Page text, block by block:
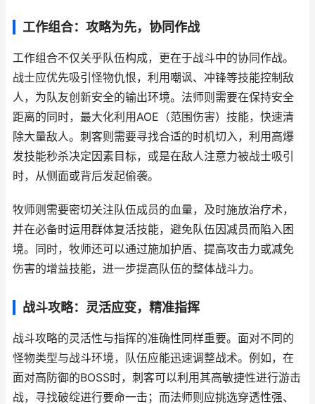
工作组合：攻略为先，协同作战
工作组合不仅关乎队伍构成，更在于战斗中的协同作战。
战士应优先吸引怪物仇恨，利用嘲讽、冲锋等技能控制敌
人，为队友创新安全的输出环境。法师则需要在保持安全
距离的同时，最大化利用AOE（范围伤害）技能，快速清
除大量敌人。刺客则需要寻找合适的时机切入，利用高爆
发技能秒杀决定因素目标，或是在敌人注意力被战士吸引
时，从侧面或背后发起偷袭。
牧师则需要密切关注队伍成员的血量，及时施放治疗术，
并在必备时运用群体复活技能，避免队伍因减员而陷入困
境。同时，牧师还可以通过施加护盾、提高攻击力或减免
伤害的增益技能，进一步提高队伍的整体战斗力。
战斗攻略：灵活应变，精准指挥
战斗攻略的灵活性与指挥的准确性同样重要。面对不同的
怪物类型与战斗环境，队伍应能迅速调整战术。例如，在
面对高防御的BOSS时，刺客可以利用其高敏捷性进行游击
战，寻找破绽进行要命一击；而法师则应挑选穿透性强、